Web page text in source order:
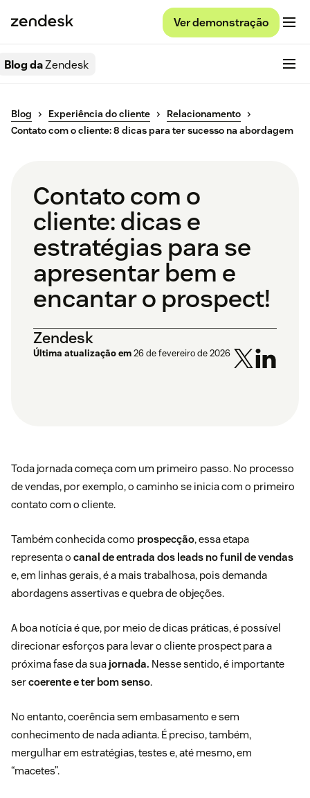
Ver demonstração
Blog daZendesk
Blog Experiência do cliente
Relacionamento
Contato com o cliente: 8 dicas para ter sucesso na abordagem
Contato com o
cliente: dicas e
estratégias para se
apresentar bem e
encantar o prospect!
Zendesk
Última atualização em26 de fevereiro de 2026
Toda jornada começa com um primeiro passo. No processo
de vendas, por exemplo, o caminho se inicia com o primeiro
contato com o cliente.
Também conhecida como prospecção, essa etapa
representa o canal de entrada dos leads nofunil de vendas
e, em linhas gerais, é a mais trabalhosa, pois demanda
abordagens assertivas e quebra de objeções.
A boa notícia é que, por meio de dicas práticas, é possível
direcionar esforços para levar o cliente prospect para a
próxima fase da sua jornada. Nesse sentido, é importante
sercoerente e ter bom senso.
No entanto, coerência sem embasamento e sem
conhecimento de nada adianta. É preciso, também,
mergulhar em estratégias, testes e, até mesmo, em
“macetes”.